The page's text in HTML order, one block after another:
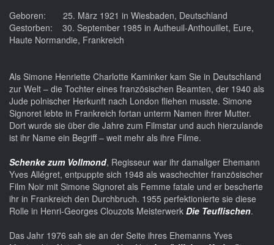
Geboren: 25. März 1921 in Wiesbaden, Deutschland
Gestorben: 30. September 1985 in Autheuil-Anthouillet, Eure,
Haute Normandie, Frankreich
Als Simone Henriette Charlotte Kaminker kam Sie in Deutschland
zur Welt – die Tochter eines französischen Beamten, der 1940 als
Jude polnischer Herkunft nach London fliehen musste. Simone
Signoret lebte in Frankreich fortan unterm Namen ihrer Mutter.
Dort wurde sie über die Jahre zum Filmstar und auch hierzulande
ist ihr Name ein Begriff – weit mehr als ihre Filme.
Schenke zum Vollmond, Regisseur war ihr damaliger Ehemann
Yves Allégret, entpuppte sich 1948 als waschechter französischer
Film Noir mit Simone Signoret als Femme fatale und er bescherte
ihr in Frankreich den Durchbruch. 1955 perfektionierte sie diese
Rolle in Henri-Georges Clouzots Meisterwerk Die Teuflischen.
Das Jahr 1976 sah sie an der Seite ihres Ehemanns Yves